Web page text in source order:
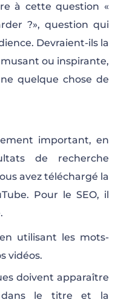
à cette question «
?», question qui
Devraient-ils la
ou inspirante,
quelque chose de
important, en
de recherche
avez téléchargé la
Pour le SEO, il
utilisant les mots-
vidéos.
doivent apparaître
le titre et la